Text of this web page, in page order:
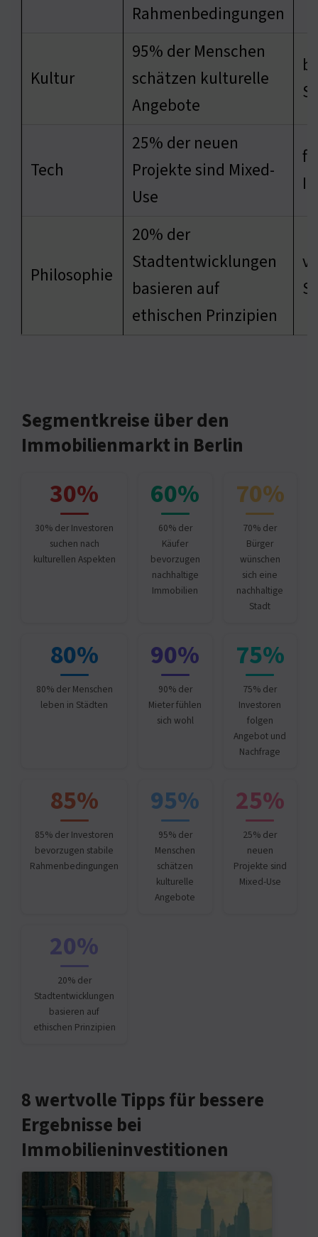
Rahmenbedingungen
Kultur
95% der Menschen
schätzen kulturelle
Angebote
Tech
25% der neuen
Projekte sind Mixed-
Use
Philosophie
20% der
Stadtentwicklungen
basieren auf
ethischen Prinzipien
Segmentkreise über den
Immobilienmarkt in Berlin
30%
30% der Investoren
suchen nach
kulturellen Aspekten
60%
60% der
Käufer
bevorzugen
nachhaltige
Immobilien
70%
70% der
Bürger
wünschen
sich eine
nachhaltige
Stadt
80%
80% der Menschen
leben in Städten
90%
90% der
Mieter fühlen
sich wohl
75%
75% der
Investoren
folgen
Angebot und
Nachfrage
85%
85% der Investoren
bevorzugen stabile
Rahmenbedingungen
95%
95% der
Menschen
schätzen
kulturelle
Angebote
25%
25% der
neuen
Projekte sind
Mixed-Use
20%
20% der
Stadtentwicklungen
basieren auf
ethischen Prinzipien
8 wertvolle Tipps für bessere
Ergebnisse bei
Immobilieninvestitionen